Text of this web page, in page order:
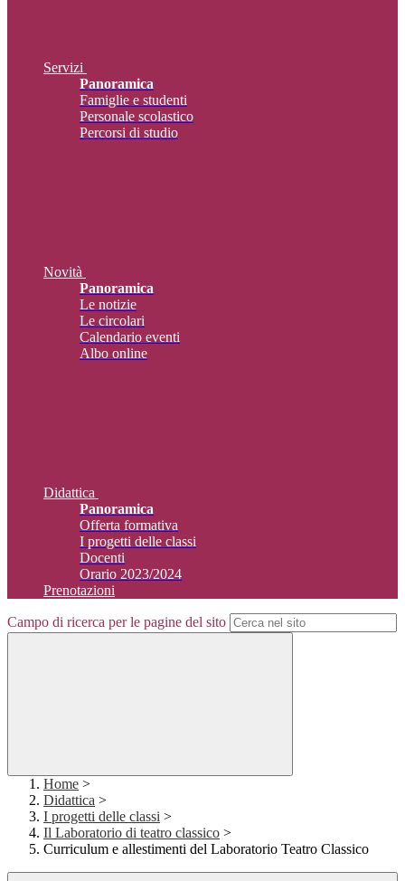
Servizi
Panoramica
Famiglie e studenti
Personale scolastico
Percorsi di studio
Novità
Panoramica
Le notizie
Le circolari
Calendario eventi
Albo online
Didattica
Panoramica
Offerta formativa
I progetti delle classi
Docenti
Orario 2023/2024
Prenotazioni
Campo di ricerca per le pagine del sito
Home >
Didattica >
I progetti delle classi >
Il Laboratorio di teatro classico >
Curriculum e allestimenti del Laboratorio Teatro Classico